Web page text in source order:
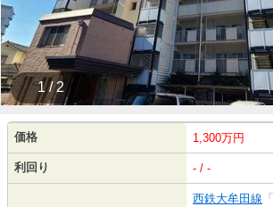
1 / 2
価格 1,300万円
利回り - / -
西鉄大牟田線 「